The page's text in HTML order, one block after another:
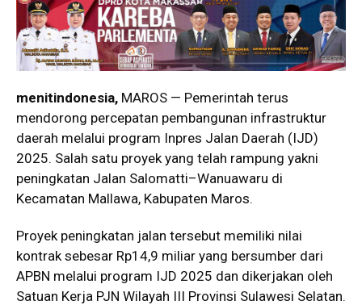
menitindonesia, MAROS — Pemerintah terus
mendorong percepatan pembangunan infrastruktur
daerah melalui program Inpres Jalan Daerah (IJD)
2025. Salah satu proyek yang telah rampung yakni
peningkatan Jalan Salomatti–Wanuawaru di
Kecamatan Mallawa, Kabupaten Maros.
Proyek peningkatan jalan tersebut memiliki nilai
kontrak sebesar Rp14,9 miliar yang bersumber dari
APBN melalui program IJD 2025 dan dikerjakan oleh
Satuan Kerja PJN Wilayah III Provinsi Sulawesi Selatan.